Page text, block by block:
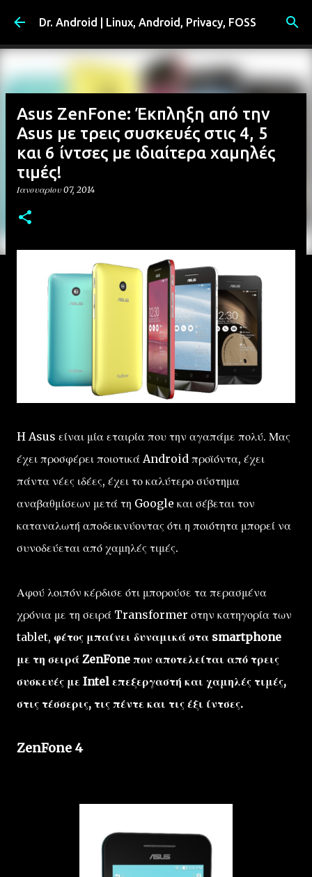
Μετάβαση στο κύριο περιεχόμενο
Dr. Android | Linux, Android, Privacy, FOSS
Asus ZenFone: Έκπληξη από την
Asus με τρεις συσκευές στις 4, 5
και 6 ίντσες με ιδιαίτερα χαμηλές
τιμές!
Ιανουαρίου 07, 2014
H Asus είναι μία εταιρία που την αγαπάμε πολύ. Μας
έχει προσφέρει ποιοτικά Android προϊόντα, έχει
πάντα νέες ιδέες, έχει το καλύτερο σύστημα
αναβαθμίσεων μετά τη Google και σέβεται τον
καταναλωτή αποδεικνύοντας ότι η ποιότητα μπορεί να
συνοδεύεται από χαμηλές τιμές.
Αφού λοιπόν κέρδισε ότι μπορούσε τα περασμένα
χρόνια με τη σειρά Transformer στην κατηγορία των
tablet, φέτος μπαίνει δυναμικά στα smartphone
με τη σειρά ZenFone που αποτελείται από τρεις
συσκευές με Intel επεξεργαστή και χαμηλές τιμές,
στις τέσσερις, τις πέντε και τις έξι ίντσες.
ZenFone 4